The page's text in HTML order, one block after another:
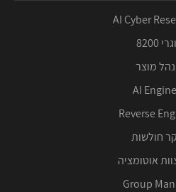
AI Cyber
8200
מוצר
AI
Reverse
חולשות
אוטומציה
Group